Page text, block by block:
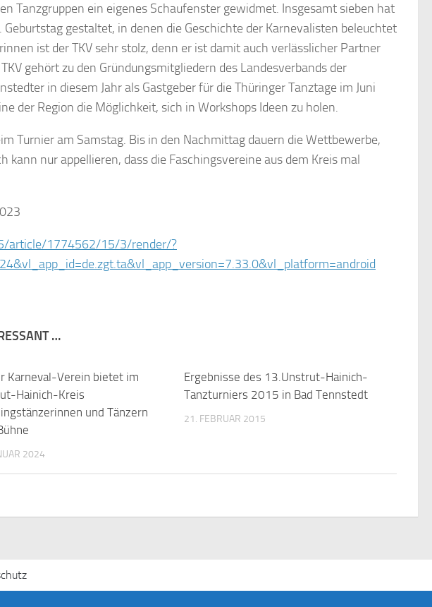
Tanzgruppen ein eigenes Schaufenster gewidmet. Insgesamt sieben hat
gestaltet, in denen die Geschichte der Karnevalisten beleuchtet
ist der TKV sehr stolz, denn er ist damit auch verlässlicher Partner
gehört zu den Gründungsmitgliedern des Landesverbands der
in diesem Jahr als Gastgeber für die Thüringer Tanztage im Juni
der Region die Möglichkeit, sich in Workshops Ideen zu holen.
Turnier am Samstag. Bis in den Nachmittag dauern die Wettbewerbe,
kann nur appellieren, dass die Faschingsvereine aus dem Kreis mal
article/1774562/15/3/render/?
…
Karneval-Verein bietet im
Hainich-Kreis
und Tänzern
2024
Ergebnisse des 13.Unstrut-Hainich-
Tanzturniers 2015 in Bad Tennstedt
21. FEBRUAR 2015